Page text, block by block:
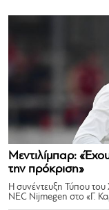
Μεντιλίμπαρ:
την πρόκριση»
Η συνέντευξη Τύπου
NEC Nijmegen στο «Γ.